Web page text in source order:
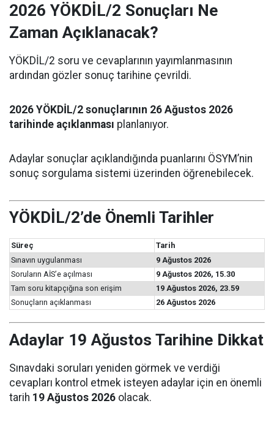
2026 YÖKDİL/2 Sonuçları Ne
Zaman Açıklanacak?
YÖKDİL/2 soru ve cevaplarının yayımlanmasının
ardından gözler sonuç tarihine çevrildi.
2026 YÖKDİL/2 sonuçlarının 26 Ağustos 2026
tarihinde açıklanması planlanıyor.
Adaylar sonuçlar açıklandığında puanlarını ÖSYM’nin
sonuç sorgulama sistemi üzerinden öğrenebilecek.
YÖKDİL/2’de Önemli Tarihler
Süreç
Tarih
Sınavın uygulanması
9 Ağustos 2026
Soruların AİS’e açılması
9 Ağustos 2026, 15.30
Tam soru kitapçığına son erişim
19 Ağustos 2026, 23.59
Sonuçların açıklanması
26 Ağustos 2026
Adaylar 19 Ağustos Tarihine Dikkat
Sınavdaki soruları yeniden görmek ve verdiği
cevapları kontrol etmek isteyen adaylar için en önemli
tarih 19 Ağustos 2026 olacak.